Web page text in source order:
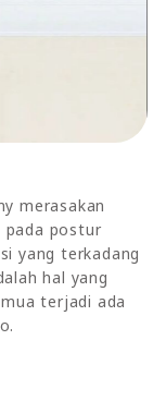
merasakan
pada postur
yang terkadang
hal yang
terjadi ada